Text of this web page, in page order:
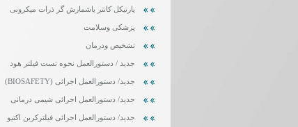
پارتیکل کانتر یاشمارش گر ذرات میکرونی
پزشکی وسلامت
تشخیص ودرمان
جدید / دستورالعمل نحوه تست فیلتر هود
جدید/ دستورالعمل اجرائی (BIOSAFETY)
جدید/ دستورالعمل اجرائی شیمی درمانی
جدید/ دستورالعمل اجرائی فیلترکربن اکتیو